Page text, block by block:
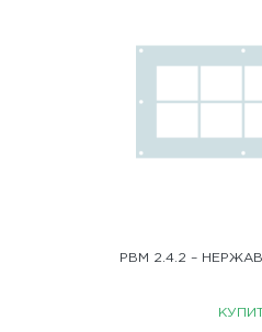
РВМ 2.4.2 –